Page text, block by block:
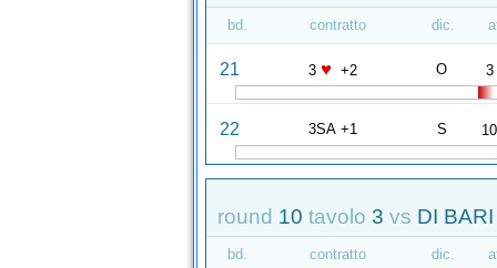
bd. contratto dic.
21 3 ♥ +2 O 3
22 3SA +1 S 10
round 10 tavolo 3 vs DI
bd. contratto dic.